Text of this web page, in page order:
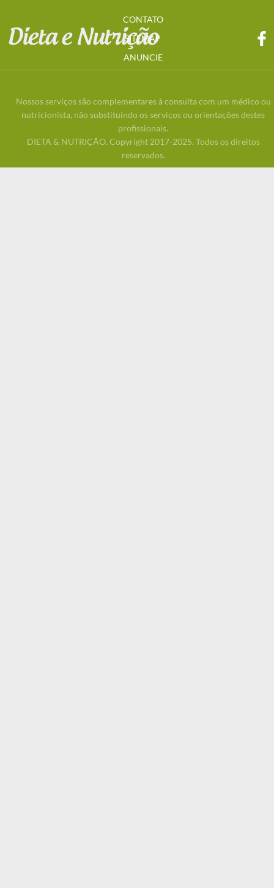
CONTATO
SITEMAP
ANUNCIE
Nossos serviços são complementares à consulta com um médico ou
nutricionista, não substituindo os serviços ou orientações destes
profissionais.
DIETA & NUTRIÇÃO. Copyright 2017-2025. Todos os direitos
reservados.